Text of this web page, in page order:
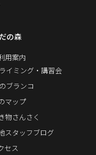
の森
用案内
イミング・講習会
ブランコ
マップ
物さんさく
スタッフブログ
セス